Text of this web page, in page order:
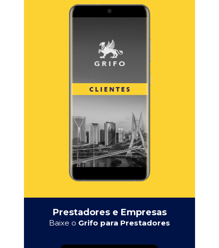
Prestadores e Empresas
Baixe o Grifo para Prestadores